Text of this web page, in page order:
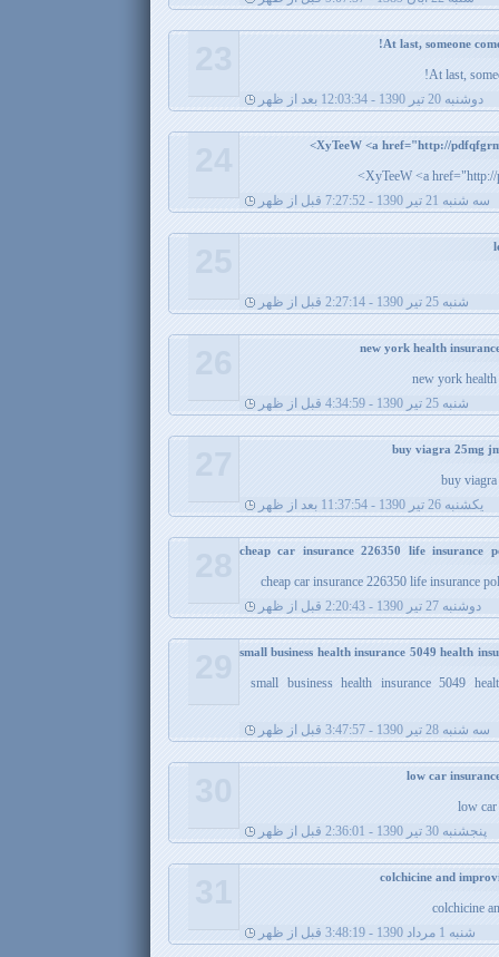
At last,
دوشنبه 20 تیر 1390 - 12:03:34 بعد از ظهر
XyTeeW <a href="http://
سه شنبه 21 تیر 1390 - 7:27:52 قبل از ظهر
شنبه 25 تیر 1390 - 2:27:14 قبل از ظهر
new york
شنبه 25 تیر 1390 - 4:34:59 قبل از ظهر
buy
يکشنبه 26 تیر 1390 - 11:37:54 بعد از ظهر
cheap car insurance 226350 life insurance
cheap car insurance 226350 life insurance
دوشنبه 27 تیر 1390 - 2:20:43 قبل از ظهر
small business health insurance 5049 health
small business health insurance 5049
سه شنبه 28 تیر 1390 - 3:47:57 قبل از ظهر
low car
پنجشنبه 30 تیر 1390 - 2:36:01 قبل از ظهر
colchicine
شنبه 1 مرداد 1390 - 3:48:19 قبل از ظهر